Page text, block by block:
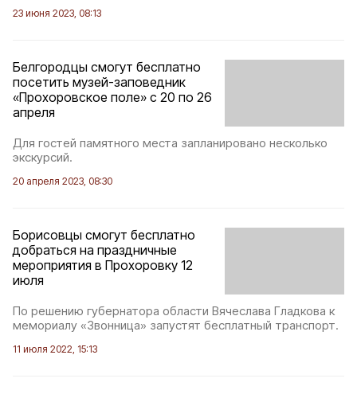
23 июня 2023, 08:13
Белгородцы смогут бесплатно
посетить музей-заповедник
«Прохоровское поле» с 20 по 26
апреля
Для гостей памятного места запланировано несколько
экскурсий.
20 апреля 2023, 08:30
Борисовцы смогут бесплатно
добраться на праздничные
мероприятия в Прохоровку 12
июля
По решению губернатора области Вячеслава Гладкова к
мемориалу «Звонница» запустят бесплатный транспорт.
11 июля 2022, 15:13